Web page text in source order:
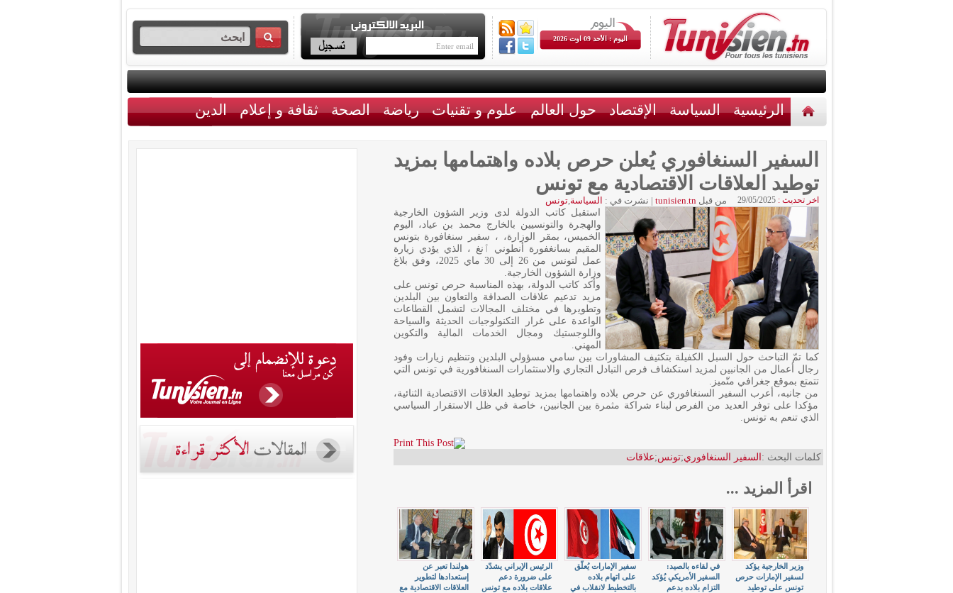
اليوم : الأحد 09 اوت 2026
الرئيسية السياسة الإقتصاد حول العالم علوم و تقنيات رياضة الصحة ثقافة و إعلام الدين
السفير السنغافوري يُعلن حرص بلاده واهتمامها بمزيد
توطيد العلاقات الاقتصادية مع تونس
اخر تحديث : 29/05/2025 من قبلtunisien.tn
| نشرت في : السياسة,تونس
استقبل كاتب الدولة لدى وزير الشؤون الخارجية
والهجرة والتونسيين بالخارج محمد بن عياد، اليوم
الخميس، بمقر الوزارة، ، سفير سنغافورة بتونس
المقيم بسانغفورة أنطوني ٱنغ ، الذي يؤدي زيارة
عمل لتونس من 26 إلى 30 ماي 2025، وفق بلاغ
وزارة الشؤون الخارجية.
وأكد كاتب الدولة، بهذه المناسبة حرص تونس على
مزيد تدعيم علاقات الصداقة والتعاون بين البلدين
وتطويرها في مختلف المجالات لتشمل القطاعات
الواعدة على غرار التكنولوجيات الحديثة والسياحة
واللوجستيك ومجال الخدمات المالية والتكوين
المهني.
كما تمّ التباحث حول السبل الكفيلة بتكثيف المشاورات بين سامي مسؤولي البلدين وتنظيم زيارات وفود
رجال أعمال من الجانبين لمزيد استكشاف فرص التبادل التجاري والاستثمارات السنغافورية في تونس التي
تتمتع بموقع جغرافي متّميز.
من جانبه، أعرب السفير السنغافوري عن حرص بلاده واهتمامها بمزيد توطيد العلاقات الاقتصادية الثنائية،
مؤكدا على توفر العديد من الفرص لبناء شراكة مثمرة بين الجانبين، خاصة في ظل الاستقرار السياسي
الذي تنعم به تونس.
كلمات البحث : السفير السنغافوري;تونس;علاقات
اقرأ المزيد ...
هولندا تعبر عن
إستعدادها لتطوير
العلاقات الاقتصادية مع
الرئيس الإيراني يشدّد
على ضرورة دعم
علاقات بلاده مع تونس
سفير الإمارات يُعلّق
على اتهام بلاده
بالتخطيط لانقلاب في
في لقاءه بالصيد:
السفير الأمريكي يُؤكد
التزام بلاده بدعم
وزير الخارجية يؤكد
لسفير الإمارات حرص
تونس على توطيد